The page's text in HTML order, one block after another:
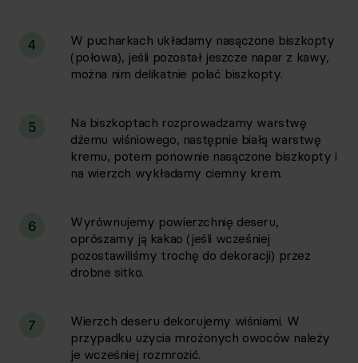
4
W pucharkach układamy nasączone biszkopty
(połowa), jeśli pozostał jeszcze napar z kawy,
można nim delikatnie polać biszkopty.
5
Na biszkoptach rozprowadzamy warstwę
dżemu wiśniowego, następnie białą warstwę
kremu, potem ponownie nasączone biszkopty i
na wierzch wykładamy ciemny krem.
6
Wyrównujemy powierzchnię deseru,
oprószamy ją kakao (jeśli wcześniej
pozostawiliśmy trochę do dekoracji) przez
drobne sitko.
7
Wierzch deseru dekorujemy wiśniami. W
przypadku użycia mrożonych owoców należy
je wcześniej rozmrozić.